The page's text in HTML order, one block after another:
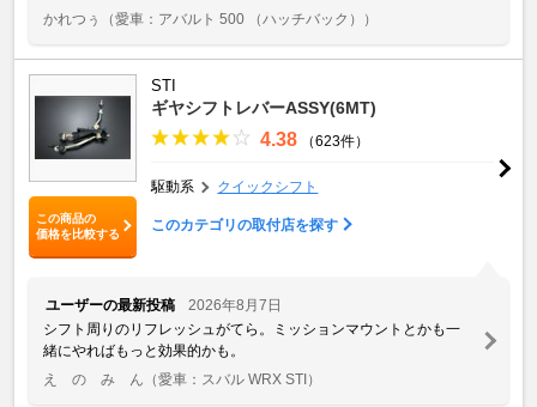
かれつぅ
（愛車：アバルト 500 （ハッチバック））
この商品の
価格を比較する
STI
ギヤシフトレバーASSY(6MT)
4.38 （623件）
駆動系 クイックシフト
このカテゴリの取付店を探す
ユーザーの最新投稿
2026年8月7日
シフト周りのリフレッシュがてら。ミッションマウントとかも一
緒にやればもっと効果的かも。
え の み ん （愛車：スバル WRX STI）